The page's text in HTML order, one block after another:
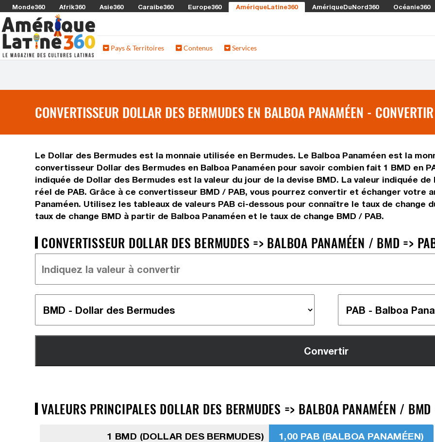
Monde360 Afrik360 Asie360 Caraibe360 Europe360 AmériqueLatine360 AmériqueDuNord360 Océanie360
Pays & Territoires Contenus Services
CONVERTISSEUR DOLLAR DES BERMUDES EN BALBOA PANAMÉEN -
Le Dollar des Bermudes est la monnaie utilisée en Bermudes. Le Balboa Panaméen est la
convertisseur Dollar des Bermudes en Balboa Panaméen pour savoir combien fait 1 BMD en
indiquée de Dollar des Bermudes est la valeur du jour de la devise BMD. La valeur indiquée
réel de PAB. Grâce à ce convertisseur BMD / PAB, vous pourrez convertir et échanger votre
Panaméen. Utilisez les tableaux de valeurs PAB ci-dessous pour connaître le taux de change
taux de change BMD à partir de Balboa Panaméen et le taux de change BMD / PAB.
CONVERTISSEUR DOLLAR DES BERMUDES => BALBOA PANAMÉEN / BMD =>
VALEURS PRINCIPALES DOLLAR DES BERMUDES => BALBOA PANAMÉEN /
1 BMD (DOLLAR DES BERMUDES) 1,00 PAB (BALBOA PANAMÉEN)